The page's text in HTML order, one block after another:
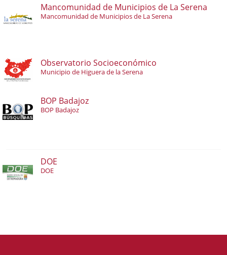
Mancomunidad de Municipios de La Serena
Mancomunidad de Municipios de La Serena
Observatorio Socioeconómico
Municipio de Higuera de la Serena
BOP Badajoz
BOP Badajoz
DOE
DOE